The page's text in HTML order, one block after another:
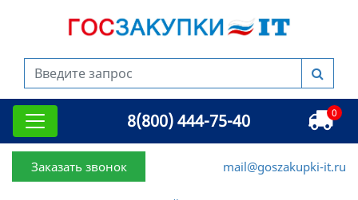
8(800) 444-75-40 0
Заказать звонок mail@goszakupki-it.ru